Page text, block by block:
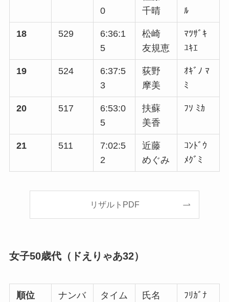
0
千晴
ﾙ
18 529
6:36:1
5
松崎
友規恵
ﾏﾂｻﾞｷ
ﾕｷｴ
19 524
6:37:5
3
荻野
摩美
ｵｷﾞﾉ ﾏ
ﾐ
20 517
6:53:0
5
扶蘇
美香
ﾌｿ ﾐｶ
21 511
7:02:5
2
近藤
めぐみ
ｺﾝﾄﾞｳ
ﾒｸﾞﾐ
リザルトPDF
女子50歳代（ドえりゃあ32）
順位
ナンバ
タイム 氏名 ﾌﾘｶﾞﾅ